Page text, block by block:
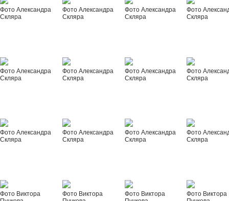
Фото Александра
Скляра
Фото Александра
Скляра
Фото Александра
Скляра
Фото
Скляра
Фото Александра
Скляра
Фото Александра
Скляра
Фото Александра
Скляра
Фото
Скляра
Фото Александра
Скляра
Фото Александра
Скляра
Фото Александра
Скляра
Фото
Скляра
Фото Виктора
Фото Виктора
Фото Виктора
Фото Виктора